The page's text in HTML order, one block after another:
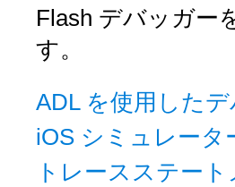
Flash デバッガー
す。
ADL を使用した
iOS シミュレー
トレースステート